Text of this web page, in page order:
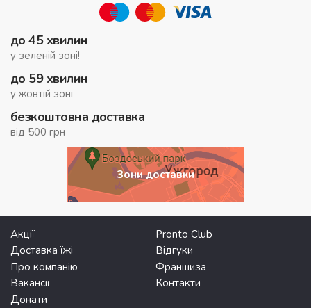
до 45 хвилин
у зеленій зоні!
до 59 хвилин
у жовтій зоні
безкоштовна доставка
від 500 грн
Зони доставки
Акції
Pronto Club
Доставка їжі
Відгуки
Про компанію
Франшиза
Вакансії
Контакти
Донати